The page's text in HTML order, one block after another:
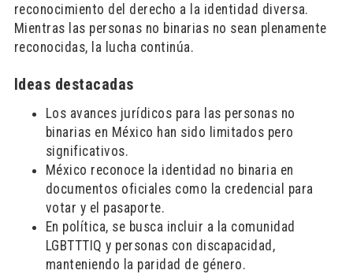
reconocimiento del derecho a la identidad diversa.
Mientras las personas no binarias no sean plenamente
reconocidas, la lucha continúa.
Ideas destacadas
Los avances jurídicos para las personas no
binarias en México han sido limitados pero
significativos.
México reconoce la identidad no binaria en
documentos oficiales como la credencial para
votar y el pasaporte.
En política, se busca incluir a la comunidad
LGBTTTIQ y personas con discapacidad,
manteniendo la paridad de género.